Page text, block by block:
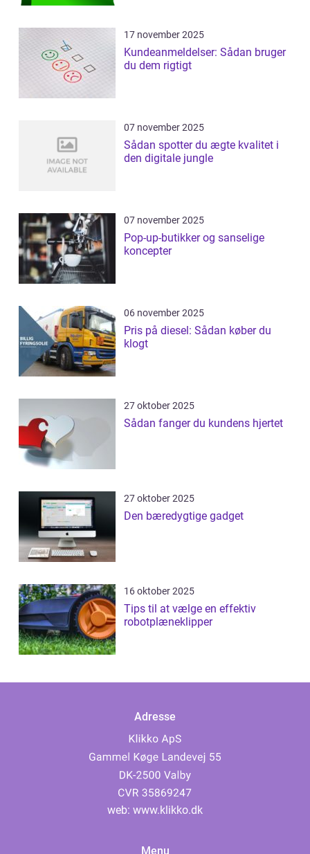
17 november 2025
Kundeanmeldelser: Sådan bruger
du dem rigtigt
07 november 2025
Sådan spotter du ægte kvalitet i
den digitale jungle
07 november 2025
Pop-up-butikker og sanselige
koncepter
06 november 2025
Pris på diesel: Sådan køber du
klogt
27 oktober 2025
Sådan fanger du kundens hjertet
27 oktober 2025
Den bæredygtige gadget
16 oktober 2025
Tips til at vælge en effektiv
robotplæneklipper
Adresse
web: www.klikko.dk
Menu